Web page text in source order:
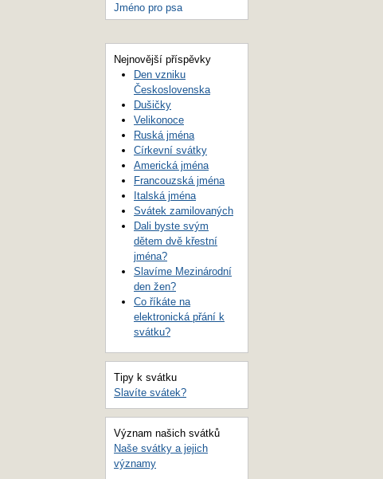
Jméno pro psa
Nejnovější příspěvky
Den vzniku
Československa
Dušičky
Velikonoce
Ruská jména
Církevní svátky
Americká jména
Francouzská jména
Italská jména
Svátek zamilovaných
Dali byste svým
dětem dvě křestní
jména?
Slavíme Mezinárodní
den žen?
Co říkáte na
elektronická přání k
svátku?
Tipy k svátku
Slavíte svátek?
Význam našich svátků
Naše svátky a jejich
významy